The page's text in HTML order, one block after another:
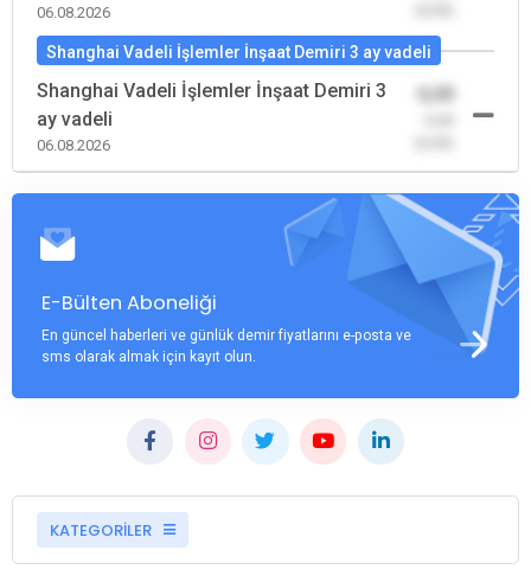
06.08.2026
Shanghai Vadeli İşlemler İnşaat Demiri 3 ay vadeli
Shanghai Vadeli İşlemler İnşaat Demiri 3
ay vadeli
06.08.2026
0,00
E-Bülten Aboneliği
En güncel haberleri ve günlük demir fiyatlarını e-posta ve
sms olarak almak için kayıt olun.
KATEGORİLER